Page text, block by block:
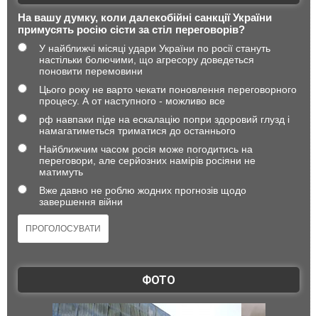
На вашу думку, коли далекобійні санкції України
примусять росію сісти за стіл переговорів?
У найближчі місяці удари України по росії стануть
настільки болючими, що агресору доведеться
поновити перемовини
Цього року не варто чекати поновлення переговорного
процесу. А от наступного - можливо все
рф навпаки піде на ескалацію попри здоровий глузд і
намагатиметься триматися до останнього
Найближчим часом росія може погодитись на
переговори, але серйозних намірів росіяни не
матимуть
Вже давно не роблю жодних прогнозів щодо
завершення війни
ФОТО